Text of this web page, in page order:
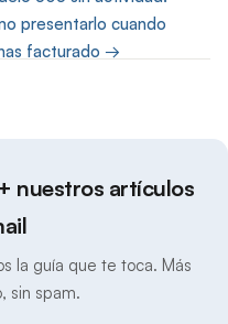
presentarlo cuando
facturado →
nuestros artículos
la guía que te toca. Más
sin spam.